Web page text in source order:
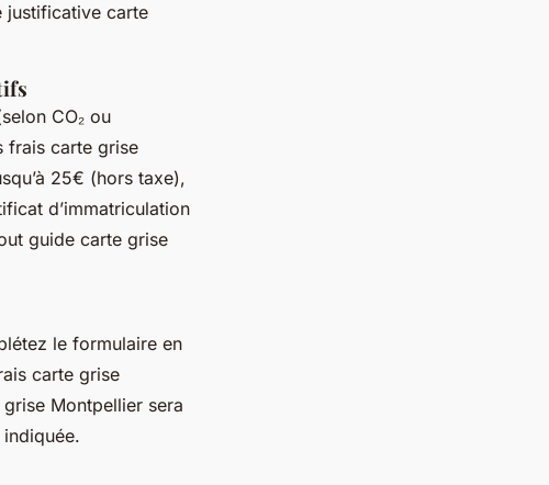
justificative carte
CO₂ ou
frais carte grise
25€ (hors taxe),
d’immatriculation
guide carte grise
le formulaire en
carte grise
Montpellier sera